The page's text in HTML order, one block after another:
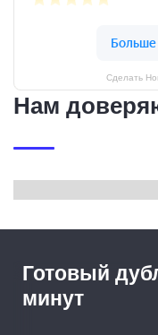
Сделать
Нам
Готовый
минут